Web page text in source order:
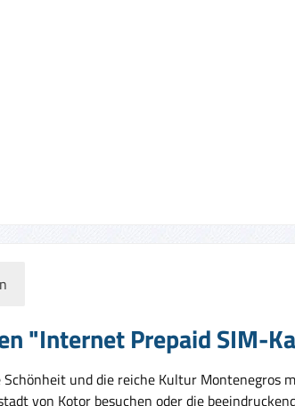
"Internet Prepaid SIM-
Schönheit und die reiche Kultur
von Kotor besuchen oder die